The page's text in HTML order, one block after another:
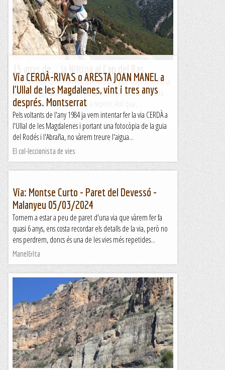
15 anys de... la Niltina al Cap del Ras.
Crec recordar que feia relativament poc que havien obert la
Niltina a Àger quan vam veure la ressenya, tot i així encara
vam tardar un any en anar-la a repetir. Així que,...
Romàntic Guerrer
Via CERDÀ-RIVAS o ARESTA JOAN MANEL a
l'Ullal de les Magdalenes, vint i tres anys
després. Montserrat
Pels voltants de l'any 1984 ja vem intentar fer la via CERDÀ a
l'Ullal de les Magdalenes i portant una fotocòpia de la guia
del Rodés i l'Abraña, no vàrem treure l'aigua...
El col·leccionista de vies
Via: Montse Curto - Paret del Devessó -
Malanyeu 05/03/2024
Tornem a estar a peu de paret d'una via que vàrem fer fa
quasi 6 anys, ens costa recordar els detalls de la via, però no
ens perdrem, doncs és una de les vies més repetides...
Manel&Ita